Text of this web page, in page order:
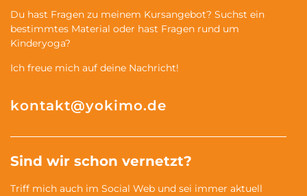
Du hast Fragen zu meinem Kursangebot? Suchst ein
bestimmtes Material oder hast Fragen rund um
Kinderyoga?
Ich freue mich auf deine Nachricht!
kontakt@yokimo.de
Sind wir schon vernetzt?
Triff mich auch im Social Web und sei immer aktuell